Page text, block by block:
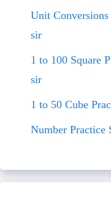
Unit Conversions
sir
1 to 100 Square
sir
1 to 50 Cube
Number Practice